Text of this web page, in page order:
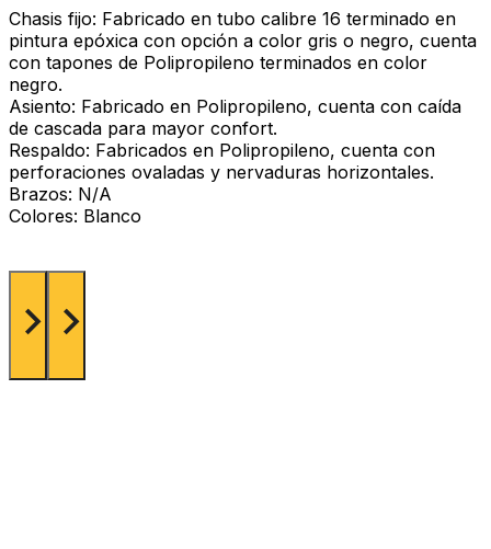
Chasis fijo: Fabricado en tubo calibre 16 terminado en
pintura epóxica con opción a color gris o negro, cuenta
con tapones de Polipropileno terminados en color
negro.
Asiento: Fabricado en Polipropileno, cuenta con caída
de cascada para mayor confort.
Respaldo: Fabricados en Polipropileno, cuenta con
perforaciones ovaladas y nervaduras horizontales.
Brazos: N/A
Colores: Blanco